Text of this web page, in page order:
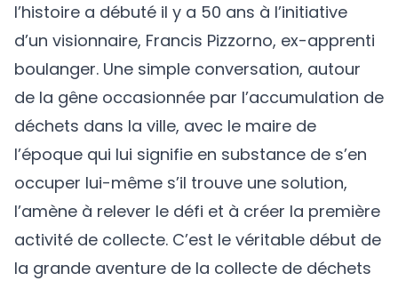
l’histoire a débuté il y a 50 ans à l’initiative
d’un visionnaire, Francis Pizzorno, ex-apprenti
boulanger. Une simple conversation, autour
de la gêne occasionnée par l’accumulation de
déchets dans la ville, avec le maire de
l’époque qui lui signifie en substance de s’en
occuper lui-même s’il trouve une solution,
l’amène à relever le défi et à créer la première
activité de collecte. C’est le véritable début de
la grande aventure de la collecte de déchets